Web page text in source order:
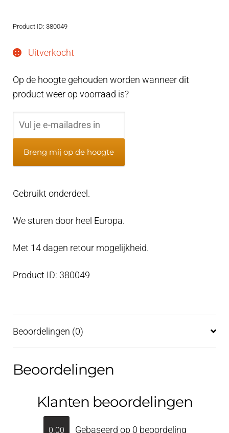
Product ID: 380049
Uitverkocht
Op de hoogte gehouden worden wanneer dit
product weer op voorraad is?
Breng mij op de hoogte
Gebruikt onderdeel.
We sturen door heel Europa.
Met 14 dagen retour mogelijkheid.
Product ID: 380049
Beoordelingen (0)
Beoordelingen
Klanten beoordelingen
0.00 Gebaseerd op 0 beoordeling